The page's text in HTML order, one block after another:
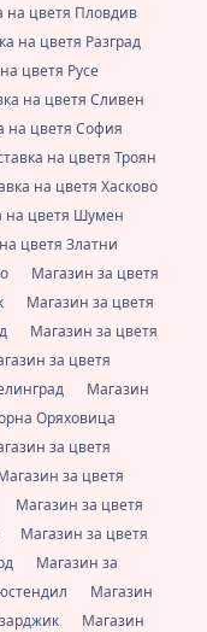
на цветя Пловдив
на цветя Разград
цветя Русе
на цветя Сливен
на цветя София
на цветя Троян
на цветя Хасково
на цветя Шумен
цветя Златни
Магазин за цветя
Магазин за цветя
Магазин за цветя
за цветя
Магазин
Оряховица
за цветя
за цветя
Магазин за цветя
Магазин за цветя
Магазин за
Магазин
Магазин